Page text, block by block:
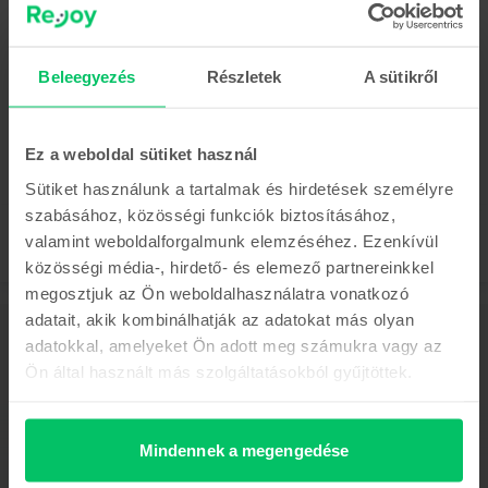
Beleegyezés Részletek A sütikről
Ez a weboldal sütiket használ
Sütiket használunk a tartalmak és hirdetések személyre
szabásához, közösségi funkciók biztosításához,
valamint weboldalforgalmunk elemzéséhez. Ezenkívül
közösségi média-, hirdető- és elemező partnereinkkel
megosztjuk az Ön weboldalhasználatra vonatkozó
adatait, akik kombinálhatják az adatokat más olyan
adatokkal, amelyeket Ön adott meg számukra vagy az
Ön által használt más szolgáltatásokból gyűjtöttek.
Mindennek a megengedése
Rococo Pearl, 256 GB, Újszerű
0% THM, 3 részletben
Leírás
Mobiltelefon Huawei Mate 50 Pro Dual Sim, Orange, 256 GB, Újszerű